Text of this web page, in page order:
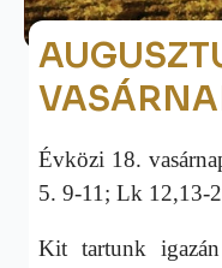
Évközi 18.
5. 9-11; Lk 12,13-
Kit tartunk